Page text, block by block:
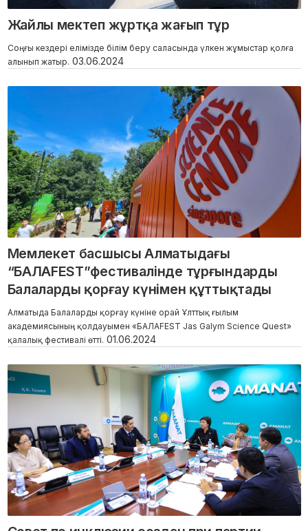
Жайлы мектеп жұртқа жағып тұр
Соңғы кездері елімізде білім беру саласында үлкен жұмыстар қолға
алынып жатыр. 03.06.2024
Мемлекет басшысы Алматыдағы
“БАЛАFEST”фестивалінде тұрғындарды
Балаларды қорғау күнімен құттықтады
Алматыда Балаларды қорғау күніне орай Ұлттық ғылым
академиясының қолдауымен «БАЛАFEST Jas Galym Science Quest»
қалалық фестивалі өтті. 01.06.2024